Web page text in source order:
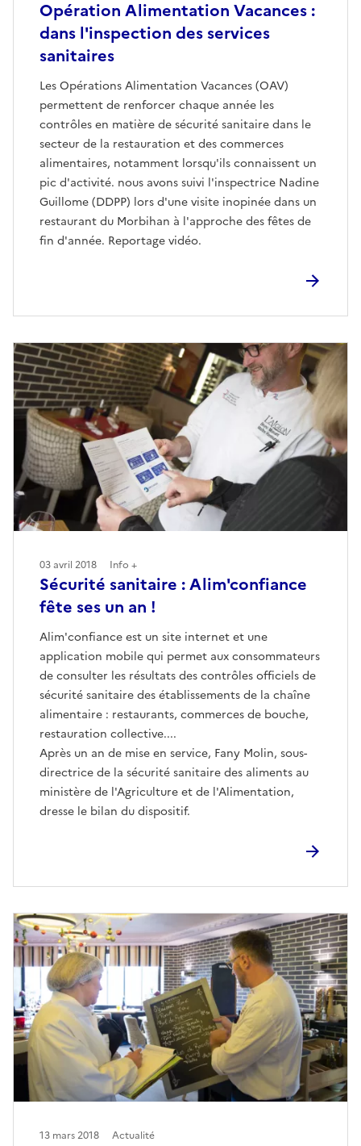
Opération Alimentation Vacances :
dans l'inspection des services
sanitaires
Les Opérations Alimentation Vacances (OAV)
permettent de renforcer chaque année les
contrôles en matière de sécurité sanitaire dans le
secteur de la restauration et des commerces
alimentaires, notamment lorsqu'ils connaissent un
pic d'activité. nous avons suivi l'inspectrice Nadine
Guillome (DDPP) lors d'une visite inopinée dans un
restaurant du Morbihan à l'approche des fêtes de
fin d'année. Reportage vidéo.
Sécurité sanitaire : Alim'confiance
fête ses un an !
Alim'confiance est un site internet et une
application mobile qui permet aux consommateurs
de consulter les résultats des contrôles officiels de
sécurité sanitaire des établissements de la chaîne
alimentaire : restaurants, commerces de bouche,
restauration collective....
Après un an de mise en service, Fany Molin, sous-
directrice de la sécurité sanitaire des aliments au
ministère de l'Agriculture et de l'Alimentation,
dresse le bilan du dispositif.
03 avril 2018 Info +
13 mars 2018 Actualité